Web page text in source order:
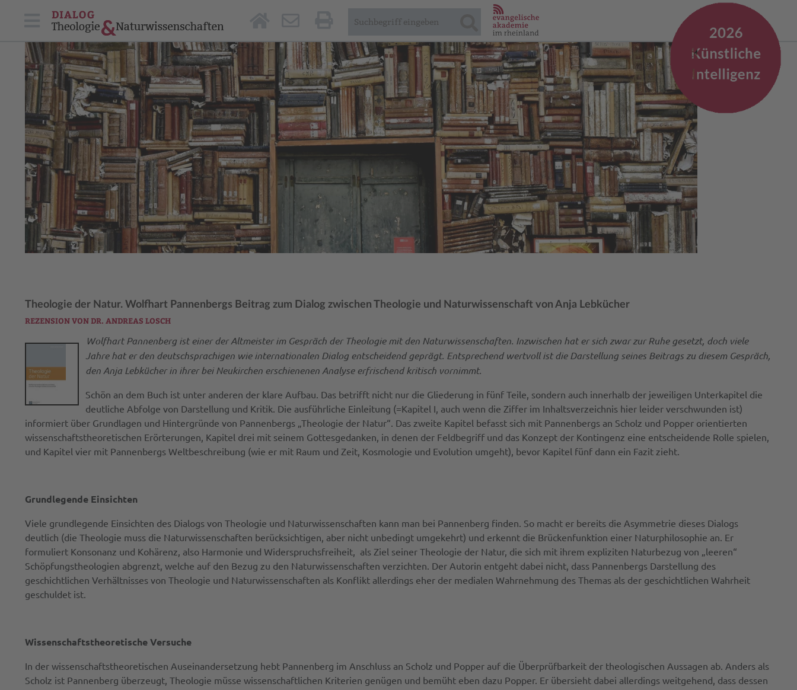
Theologie der Natur. Wolfhart Pannenbergs Beitrag zum Dialog zwischen Theologie und Naturwissenschaft von Anja Lebkücher
REZENSION VON DR. ANDREAS LOSCH
Wolfhart Pannenberg ist einer der Altmeister im Gespräch der Theologie mit den Naturwissenschaften. Inzwischen hat er sich zwar zur Ruhe gesetzt, doch viele
Jahre hat er den deutschsprachigen wie internationalen Dialog entscheidend geprägt. Entsprechend wertvoll ist die Darstellung seines Beitrags zu diesem Gespräch,
den Anja Lebkücher in ihrer bei Neukirchen erschienenen Analyse erfrischend kritisch vornimmt.
Schön an dem Buch ist unter anderen der klare Aufbau. Das betrifft nicht nur die Gliederung in fünf Teile, sondern auch innerhalb der jeweiligen Unterkapitel die
deutliche Abfolge von Darstellung und Kritik. Die ausführliche Einleitung (=Kapitel I, auch wenn die Ziffer im Inhaltsverzeichnis hier leider verschwunden ist)
informiert über Grundlagen und Hintergründe von Pannenbergs „Theologie der Natur“. Das zweite Kapitel befasst sich mit Pannenbergs an Scholz und Popper orientierten
wissenschaftstheoretischen Erörterungen, Kapitel drei mit seinem Gottesgedanken, in denen der Feldbegriff und das Konzept der Kontingenz eine entscheidende Rolle spielen,
und Kapitel vier mit Pannenbergs Weltbeschreibung (wie er mit Raum und Zeit, Kosmologie und Evolution umgeht), bevor Kapitel fünf dann ein Fazit zieht.
Grundlegende Einsichten
Viele grundlegende Einsichten des Dialogs von Theologie und Naturwissenschaften kann man bei Pannenberg finden. So macht er bereits die Asymmetrie dieses Dialogs
deutlich (die Theologie muss die Naturwissenschaften berücksichtigen, aber nicht unbedingt umgekehrt) und erkennt die Brückenfunktion einer Naturphilosophie an. Er
formuliert Konsonanz und Kohärenz, also Harmonie und Widerspruchsfreiheit, als Ziel seiner Theologie der Natur, die sich mit ihrem expliziten Naturbezug von „leeren“
Schöpfungstheologien abgrenzt, welche auf den Bezug zu den Naturwissenschaften verzichten. Der Autorin entgeht dabei nicht, dass Pannenbergs Darstellung des
geschichtlichen Verhältnisses von Theologie und Naturwissenschaften als Konflikt allerdings eher der medialen Wahrnehmung des Themas als der geschichtlichen Wahrheit
geschuldet ist.
Wissenschaftstheoretische Versuche
In der wissenschaftstheoretischen Auseinandersetzung hebt Pannenberg im Anschluss an Scholz und Popper auf die Überprüfbarkeit der theologischen Aussagen ab. Anders als
Scholz ist Pannenberg überzeugt, Theologie müsse wissenschaftlichen Kriterien genügen und bemüht eben dazu Popper. Er übersieht dabei allerdings weitgehend, dass dessen